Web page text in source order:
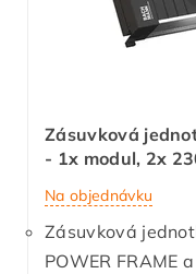
Zásuvková
- 1x modul, 2x
Na objednávku
Zásuvková
POWER FRAME